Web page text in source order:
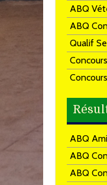
ABQ
ABQ
Qualif
ABQ
ABQ
ABQ